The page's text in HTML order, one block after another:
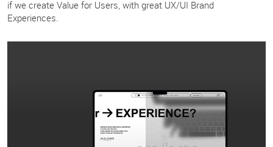
if we create Value for Users, with great UX/UI Brand
Experiences.